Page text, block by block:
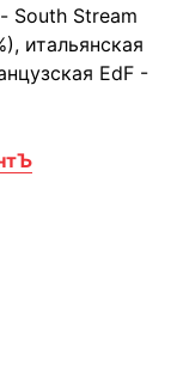
South Stream
итальянская
EdF -
Whatsapp
в Messenger
в LinkedIn